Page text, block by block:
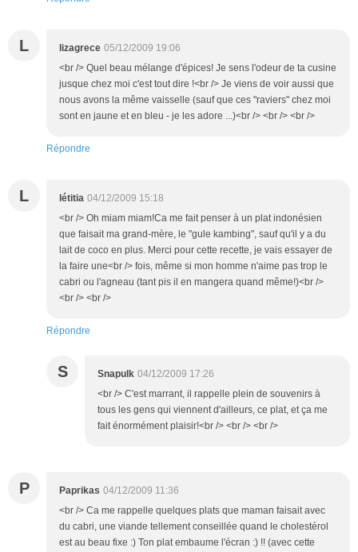
L lizagrece 05/12/2009 19:06
<br /> Quel beau mélange d'épices! Je sens l'odeur de ta cusine
jusque chez moi c'est tout dire !<br /> Je viens de voir aussi que
nous avons la même vaisselle (sauf que ces "raviers" chez moi
sont en jaune et en bleu - je les adore ...)<br /> <br /> <br />
Répondre
L létitia 04/12/2009 15:18
<br /> Oh miam miam!Ca me fait penser à un plat indonésien
que faisait ma grand-mère, le "gule kambing", sauf qu'il y a du
lait de coco en plus. Merci pour cette recette, je vais essayer de
la faire une<br /> fois, même si mon homme n'aime pas trop le
cabri ou l'agneau (tant pis il en mangera quand même!)<br />
<br /> <br />
Répondre
S Snapulk 04/12/2009 17:26
<br /> C'est marrant, il rappelle plein de souvenirs à
tous les gens qui viennent d'ailleurs, ce plat, et ça me
fait énormément plaisir!<br /> <br /> <br />
P Paprikas 04/12/2009 11:36
<br /> Ca me rappelle quelques plats que maman faisait avec
du cabri, une viande tellement conseillée quand le cholestérol
est au beau fixe :) Ton plat embaume l'écran :) !! (avec cette